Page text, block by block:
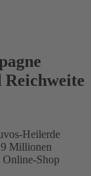
Heilerde
Millionen
Online-Shop